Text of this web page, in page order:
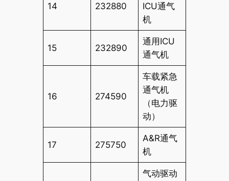
14 232880
ICU通气
机
15 232890
通用ICU
通气机
16 274590
车载紧急
通气机
（电力驱
动）
17 275750
A&R通气
机
气动驱动